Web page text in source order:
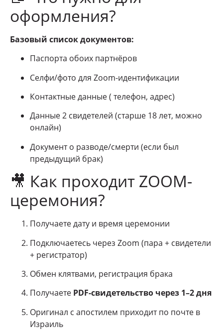
оформления?
Базовый список документов:
Паспорта обоих партнёров
Селфи/фото для Zoom-идентификации
Контактные данные ( телефон, адрес)
Данные 2 свидетелей (старше 18 лет, можно
онлайн)
Документ о разводе/смерти (если был
предыдущий брак)
🎥 Как проходит ZOOM-
церемония?
Получаете дату и время церемонии
Подключаетесь через Zoom (пара + свидетели
+ регистратор)
Обмен клятвами, регистрация брака
Получаете PDF-свидетельство через 1–2 дня
Оригинал с апостилем приходит по почте в
Израиль